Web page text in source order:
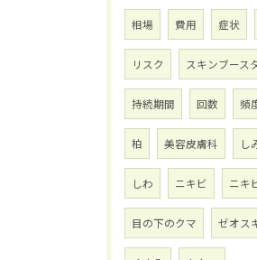
相場 費用 症状
リスク スキンブース
持続期間 回数 頻
柏 美容皮膚科 し
しわ ニキビ ニキ
目の下のクマ ゼオス